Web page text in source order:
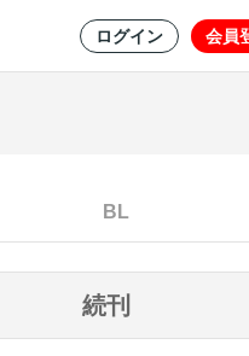
ログイン 会員
BL
続刊